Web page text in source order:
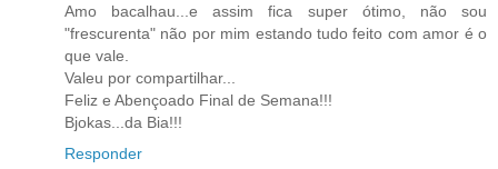
Amo bacalhau...e assim fica super ótimo, não sou
"frescurenta" não por mim estando tudo feito com amor é o
que vale.
Valeu por compartilhar...
Feliz e Abençoado Final de Semana!!!
Bjokas...da Bia!!!
Responder